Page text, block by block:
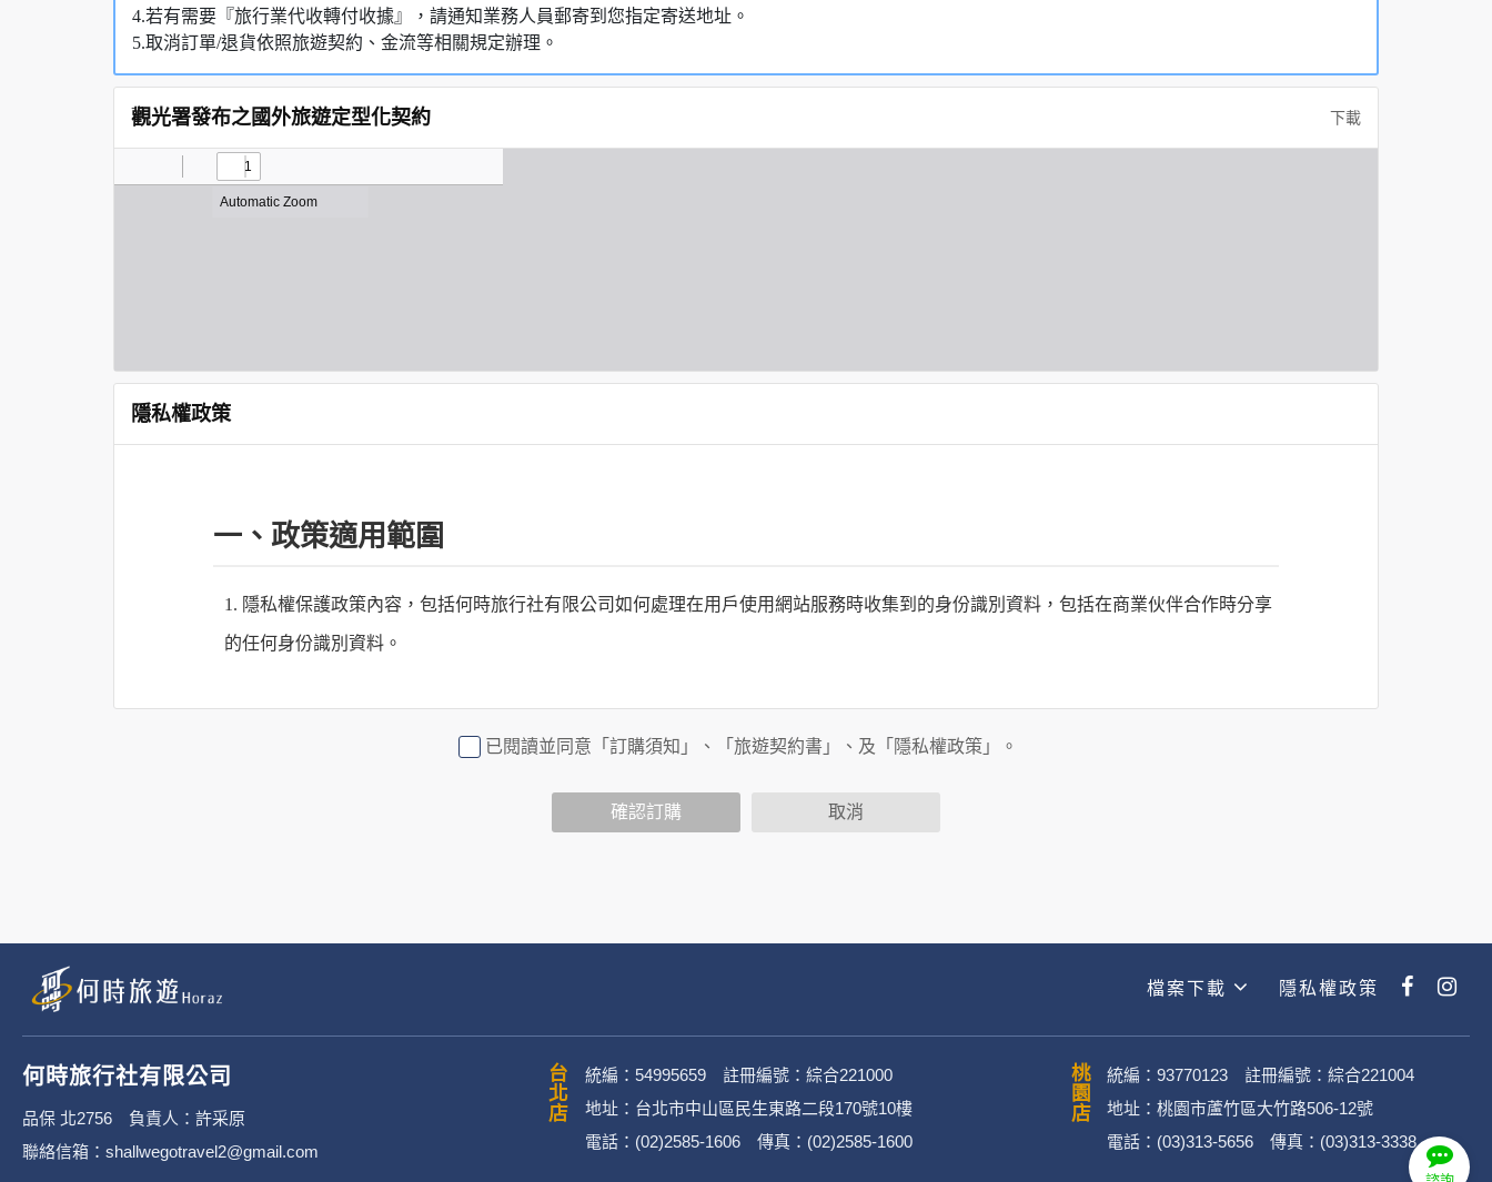
4.若有需要『旅行業代收轉付收據』，請通知業務人員郵寄到您指定寄送地址。
5.取消訂單/退貨依照旅遊契約、金流等相關規定辦理。
觀光署發布之國外旅遊定型化契約 下載
隱私權政策
一、政策適用範圍
1. 隱私權保護政策內容，包括何時旅行社有限公司如何處理在用戶使用網站服務時收集到的身份識別資料，包括在商業伙伴合作時分享
的任何身份識別資料。
行社有限公司旗下網站上的廣告廠商連結，這些置放連結的廠商也可能蒐集您個人的資料。對於您主動提供的個人資訊，這些廣告廠商
3. 您個人在何時旅行社有限公司旗下網站上的聊天室或討論區中任意公開個人資料的行為，在非經加密的保護下，不適用於何時旅行社
二、個資蒐集處理利用
2. 蒐集目的：提供本公司相關服務、行銷、客戶管理、會員管理及其他與第三人合作之行銷推廣活動。
3. 個人資料類別：
辨識個人者(包含但不限於中英文姓名、地址、聯絡電話、電子郵件信箱、通訊軟帳號、社群．媒體帳號、網路平台申請之帳號及
已閱讀並同意「訂購須知」、「旅遊契約書」、及「隱私權政策」。
確認訂購 取消
檔案下載 隱私權政策
何時旅行社有限公司
品保 北2756 負責人：許采原
聯絡信箱：shallwegotravel2@gmail.com
台北店
統編：54995659 註冊編號：綜合221000
地址：台北市中山區民生東路二段170號10樓
電話：(02)2585-1606 傳真：(02)2585-1600
桃園店
統編：93770123 註冊編號：綜合221004
地址：桃園市蘆竹區大竹路506-12號
電話：(03)313-5656 傳真：(03)313-3338